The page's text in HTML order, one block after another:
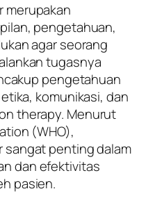
merupakan
pengetahuan,
agar seorang
tugasnya
pengetahuan
komunikasi, dan
therapy. Menurut
(WHO),
penting dalam
dan efektivitas
pasien.